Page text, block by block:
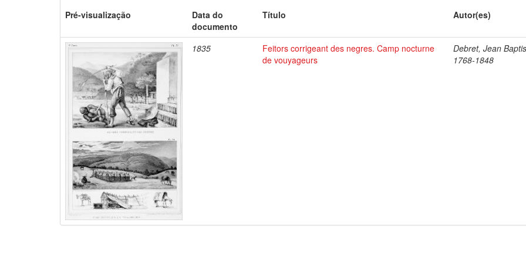
Pré-visualização
Data do
documento
Título Autor(es)
1835
Feitors corrigeant des negres. Camp nocturne
de vouyageurs
Debret, Jean
1768-1848